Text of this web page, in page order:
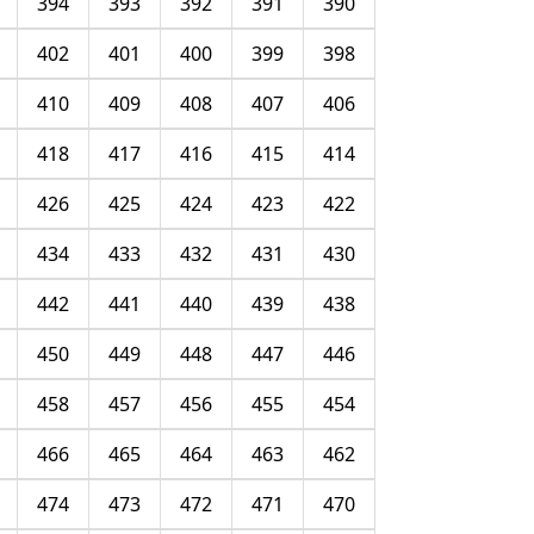
398
399
400
401
402
406
407
408
409
410
414
415
416
417
418
422
423
424
425
426
430
431
432
433
434
438
439
440
441
442
446
447
448
449
450
454
455
456
457
458
462
463
464
465
466
470
471
472
473
474